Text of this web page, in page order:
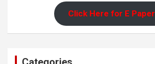
Click Here for E Paper